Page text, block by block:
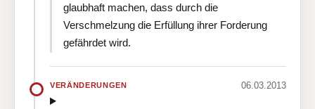
glaubhaft machen, dass durch die
Verschmelzung die Erfüllung ihrer Forderung
gefährdet wird.
VERÄNDERUNGEN 06.03.2013